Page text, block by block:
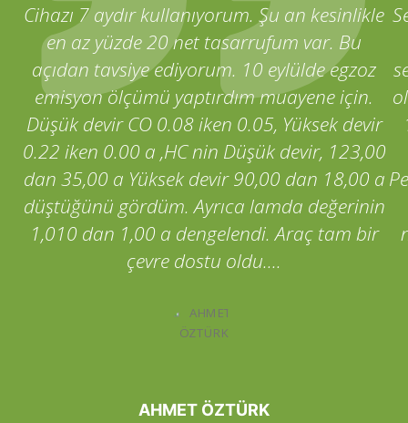
Cihazı 7 aydır kullanıyorum. Şu an kesinlikle
en az yüzde 20 net tasarrufum var. Bu
açıdan tavsiye ediyorum. 10 eylülde egzoz
emisyon ölçümü yaptırdım muayene için.
Düşük devir CO 0.08 iken 0.05, Yüksek devir
0.22 iken 0.00 a ,HC nin Düşük devir, 123,00
dan 35,00 a Yüksek devir 90,00 dan 18,00 a
düştüğünü gördüm. Ayrıca lamda değerinin
1,010 dan 1,00 a dengelendi. Araç tam bir
çevre dostu oldu....
AHMET ÖZTÜRK